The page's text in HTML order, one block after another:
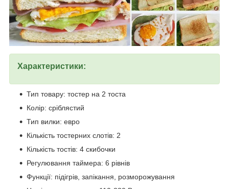
Характеристики:
Тип товару: тостер на 2 тоста
Колір: сріблястий
Тип вилки: евро
Кількість тостерних слотів: 2
Кількість тостів: 4 скибочки
Регулювання таймера: 6 рівнів
Функції: підігрів, запікання, розморожування